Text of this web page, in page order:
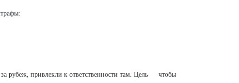
рубеж, привлекли к ответственности там. Цель — чтобы